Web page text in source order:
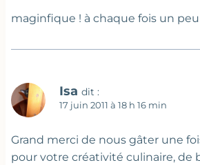
maginfique ! à chaque fois un peu
Isa dit :
17 juin 2011 à 18 h 16 min
Grand merci de nous gâter une
pour votre créativité culinaire, de